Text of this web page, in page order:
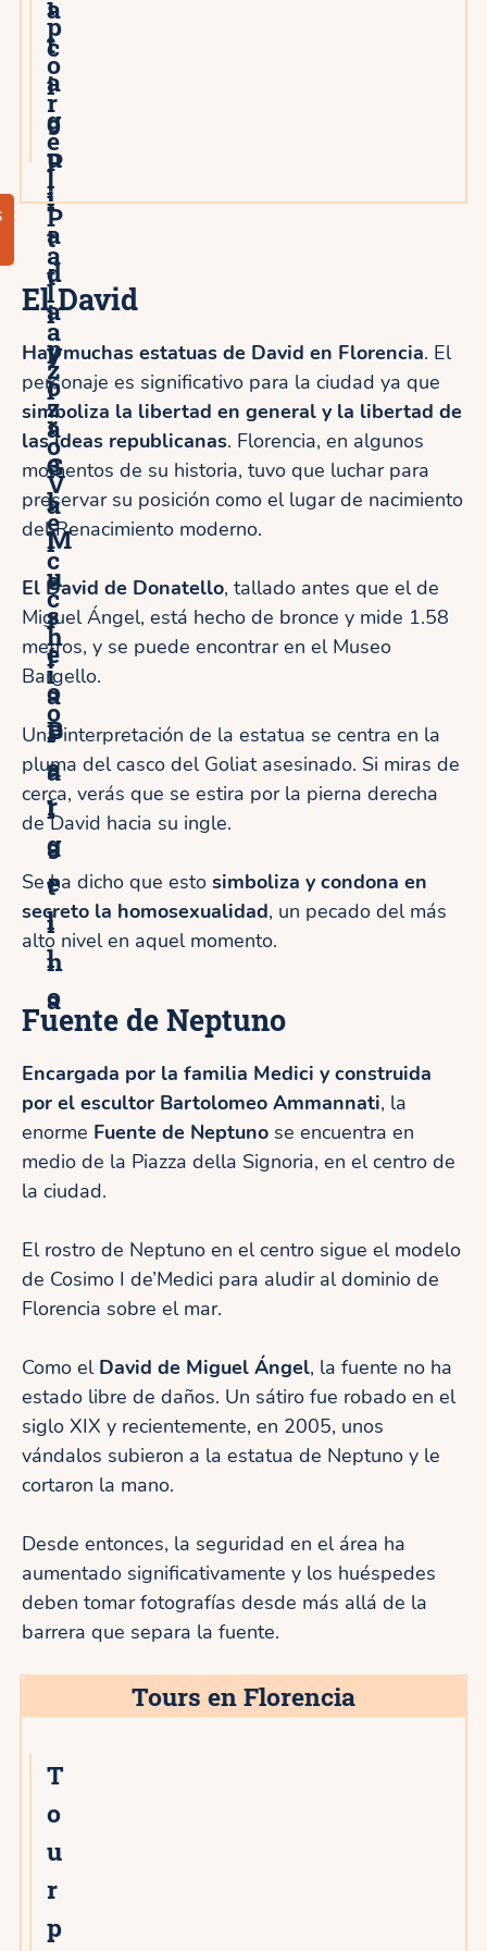
a
c
i
o
P
i
t
t
i
y
l
a
G
a
l
e
r
í
a
P
a
l
a
t
i
n
a
p
o
r
e
l
P
a
l
a
z
z
o
V
e
c
c
h
i
o
t
a
g
u
i
a
d
a
p
o
r
e
l
M
u
s
e
o
B
a
r
g
e
l
l
o
El David
Hay muchas estatuas de David en Florencia. El
personaje es significativo para la ciudad ya que
simboliza la libertad en general y la libertad de
las ideas republicanas. Florencia, en algunos
momentos de su historia, tuvo que luchar para
preservar su posición como el lugar de nacimiento
del Renacimiento moderno.
El David de Donatello, tallado antes que el de
Miguel Ángel, está hecho de bronce y mide 1.58
metros, y se puede encontrar en el Museo
Bargello.
Una interpretación de la estatua se centra en la
pluma del casco del Goliat asesinado. Si miras de
cerca, verás que se estira por la pierna derecha
de David hacia su ingle.
Se ha dicho que esto simboliza y condona en
secreto la homosexualidad, un pecado del más
alto nivel en aquel momento.
Fuente de Neptuno
Encargada por la familia Medici y construida
por el escultor Bartolomeo Ammannati, la
enorme Fuente de Neptuno se encuentra en
medio de la Piazza della Signoria, en el centro de
la ciudad.
El rostro de Neptuno en el centro sigue el modelo
de Cosimo I de’Medici para aludir al dominio de
Florencia sobre el mar.
Como el David de Miguel Ángel, la fuente no ha
estado libre de daños. Un sátiro fue robado en el
siglo XIX y recientemente, en 2005, unos
vándalos subieron a la estatua de Neptuno y le
cortaron la mano.
Desde entonces, la seguridad en el área ha
aumentado significativamente y los huéspedes
deben tomar fotografías desde más allá de la
barrera que separa la fuente.
Tours en Florencia
T
o
u
r
p